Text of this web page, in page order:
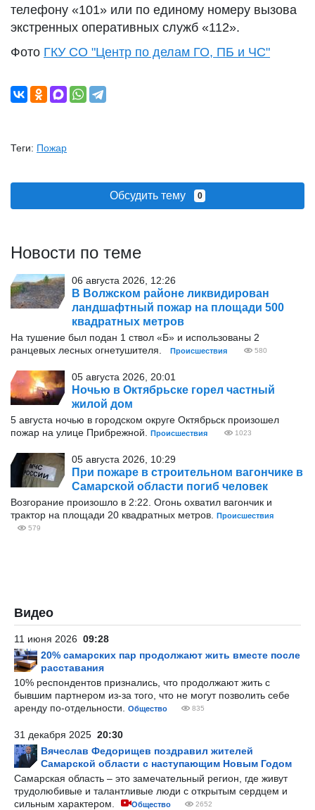
телефону «101» или по единому номеру вызова
экстренных оперативных служб «112».
Фото ГКУ СО "Центр по делам ГО, ПБ и ЧС"
Теги: Пожар
Обсудить тему 0
Новости по теме
06 августа 2026, 12:26
В Волжском районе ликвидирован
ландшафтный пожар на площади 500
квадратных метров
На тушение был подан 1 ствол «Б» и использованы 2
ранцевых лесных огнетушителя.
Происшествия 580
05 августа 2026, 20:01
Ночью в Октябрьске горел частный
жилой дом
5 августа ночью в городском округе Октябрьск произошел
пожар на улице Прибрежной.
Происшествия 1023
05 августа 2026, 10:29
При пожаре в строительном вагончике в
Самарской области погиб человек
Возгорание произошло в 2:22. Огонь охватил вагончик и
трактор на площади 20 квадратных метров.
Происшествия
579
Видео
11 июня 2026 09:28
20% самарских пар продолжают жить вместе после
расставания
10% респондентов признались, что продолжают жить с
бывшим партнером из-за того, что не могут позволить себе
аренду по-отдельности.
Общество 835
31 декабря 2025 20:30
Вячеслав Федорищев поздравил жителей
Самарской области с наступающим Новым Годом
Самарская область – это замечательный регион, где живут
трудолюбивые и талантливые люди с открытым сердцем и
сильным характером.
Общество 2652